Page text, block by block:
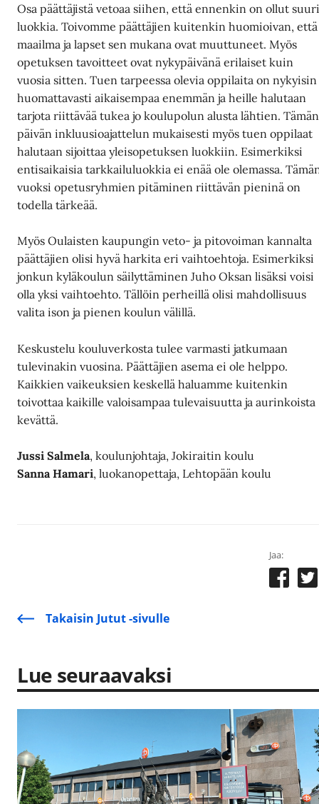
Osa päättäjistä vetoaa siihen, että ennenkin on ollut
luokkia. Toivomme päättäjien kuitenkin huomioivan, että
maailma ja lapset sen mukana ovat muuttuneet. Myös
opetuksen tavoitteet ovat nykypäivänä erilaiset kuin
vuosia sitten. Tuen tarpeessa olevia oppilaita on nykyisin
huomattavasti aikaisempaa enemmän ja heille halutaan
tarjota riittävää tukea jo koulupolun alusta lähtien. Tämän
päivän inkluusioajattelun mukaisesti myös tuen oppilaat
halutaan sijoittaa yleisopetuksen luokkiin. Esimerkiksi
entisaikaisia tarkkailuluokkia ei enää ole olemassa.
vuoksi opetusryhmien pitäminen riittävän pieninä on
todella tärkeää.
Myös Oulaisten kaupungin veto- ja pitovoiman kannalta
päättäjien olisi hyvä harkita eri vaihtoehtoja. Esimerkiksi
jonkun kyläkoulun säilyttäminen Juho Oksan lisäksi voisi
olla yksi vaihtoehto. Tällöin perheillä olisi mahdollisuus
valita ison ja pienen koulun välillä.
Keskustelu kouluverkosta tulee varmasti jatkumaan
tulevinakin vuosina. Päättäjien asema ei ole helppo.
Kaikkien vaikeuksien keskellä haluamme kuitenkin
toivottaa kaikille valoisampaa tulevaisuutta ja aurinkoista
kevättä.
Jussi Salmela, koulunjohtaja, Jokiraitin koulu
Sanna Hamari, luokanopettaja, Lehtopään koulu
Jaa:
Takaisin Jutut -sivulle
Lue seuraavaksi